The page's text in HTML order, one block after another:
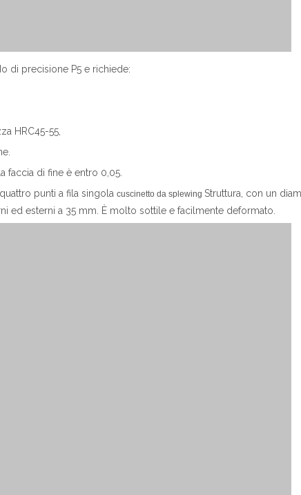
di precisione P5 e richiede:
HRC45-55,
faccia di fine è entro 0,05.
punti a fila singola cuscinetto da splewing Struttura, con un
ed esterni a 35 mm. È molto sottile e facilmente deformato.